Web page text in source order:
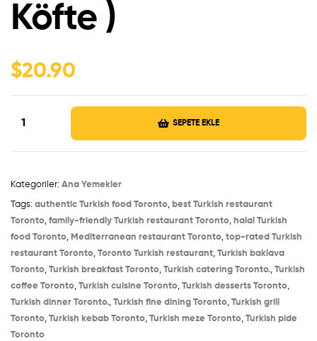
Köfte )
$20.90
SEPETE EKLE
Kategoriler: Ana Yemekler
Tags: authentic Turkish food Toronto, best Turkish restaurant
Toronto, family-friendly Turkish restaurant Toronto, halal Turkish
food Toronto, Mediterranean restaurant Toronto, top-rated Turkish
restaurant Toronto, Toronto Turkish restaurant, Turkish baklava
Toronto, Turkish breakfast Toronto, Turkish catering Toronto., Turkish
coffee Toronto, Turkish cuisine Toronto, Turkish desserts Toronto,
Turkish dinner Toronto., Turkish fine dining Toronto, Turkish grill
Toronto, Turkish kebab Toronto, Turkish meze Toronto, Turkish pide
Toronto